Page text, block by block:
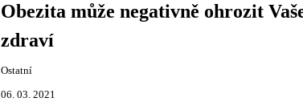
Obezita může negativně ohrozit
zdraví
Ostatní
06. 03. 2021